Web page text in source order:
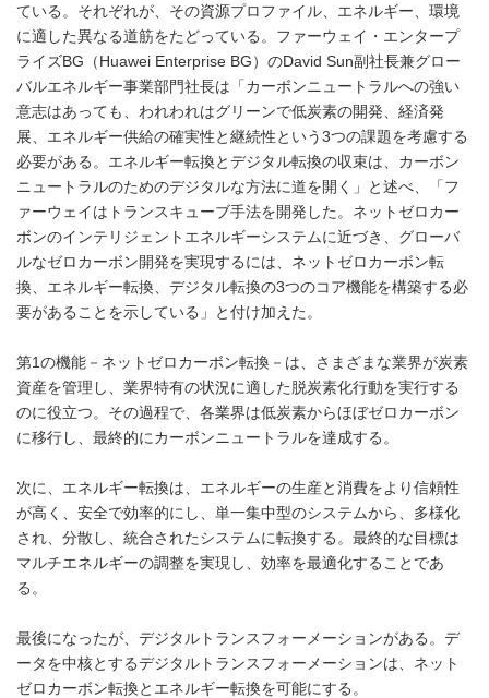
ている。それぞれが、その資源プロファイル、エネルギー、環境
に適した異なる道筋をたどっている。ファーウェイ・エンタープ
ライズBG（Huawei Enterprise BG）のDavid Sun副社長兼グロー
バルエネルギー事業部門社長は「カーボンニュートラルへの強い
意志はあっても、われわれはグリーンで低炭素の開発、経済発
展、エネルギー供給の確実性と継続性という3つの課題を考慮する
必要がある。エネルギー転換とデジタル転換の収束は、カーボン
ニュートラルのためのデジタルな方法に道を開く」と述べ、「フ
ァーウェイはトランスキューブ手法を開発した。ネットゼロカー
ボンのインテリジェントエネルギーシステムに近づき、グローバ
ルなゼロカーボン開発を実現するには、ネットゼロカーボン転
換、エネルギー転換、デジタル転換の3つのコア機能を構築する必
要があることを示している」と付け加えた。
第1の機能－ネットゼロカーボン転換－は、さまざまな業界が炭素
資産を管理し、業界特有の状況に適した脱炭素化行動を実行する
のに役立つ。その過程で、各業界は低炭素からほぼゼロカーボン
に移行し、最終的にカーボンニュートラルを達成する。
次に、エネルギー転換は、エネルギーの生産と消費をより信頼性
が高く、安全で効率的にし、単一集中型のシステムから、多様化
され、分散し、統合されたシステムに転換する。最終的な目標は
マルチエネルギーの調整を実現し、効率を最適化することであ
る。
最後になったが、デジタルトランスフォーメーションがある。デ
ータを中核とするデジタルトランスフォーメーションは、ネット
ゼロカーボン転換とエネルギー転換を可能にする。